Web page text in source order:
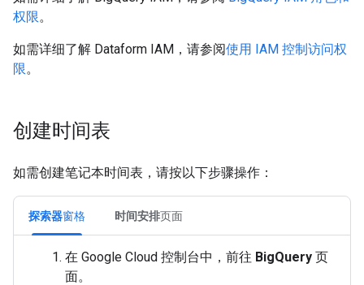
权限。
如需详细了解 Dataform IAM，请参阅使用 IAM 控制访问权
限。
创建时间表
如需创建笔记本时间表，请按以下步骤操作：
探索器窗格 时间安排页面
在 Google Cloud 控制台中，前往 BigQuery 页
面。